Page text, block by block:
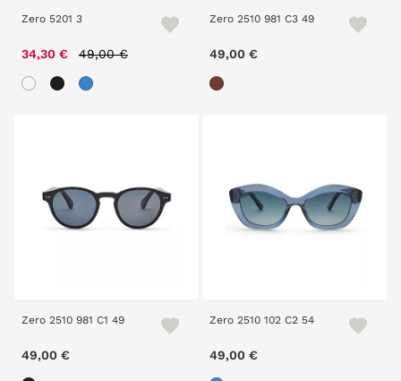
Zero 5201 3
34,30 € Price reduced from
49,00 €
Zero 2510 981 C3 49
49,00 €
Zero 2510 981 C1 49
49,00 €
Zero 2510 102 C2 54
49,00 €